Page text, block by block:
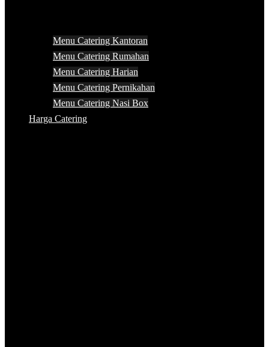
Menu Catering Kantoran
Menu Catering Rumahan
Menu Catering Harian
Menu Catering Pernikahan
Menu Catering Nasi Box
Harga Catering